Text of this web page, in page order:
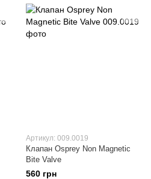
Артикул: 009.0019
Клапан Osprey Non Magnetic
Bite Valve
560 грн